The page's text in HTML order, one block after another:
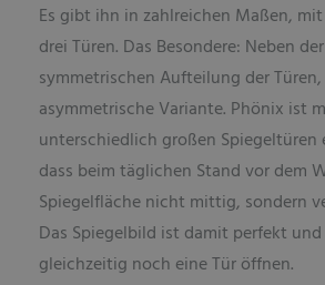
Es gibt ihn in zahlreichen Maßen,
drei Türen. Das Besondere: Neben
symmetrischen Aufteilung der
asymmetrische Variante. Phönix ist
unterschiedlich großen
dass beim täglichen Stand vor dem
Spiegelfläche nicht mittig, sondern
Das Spiegelbild ist damit perfekt
gleichzeitig noch eine Tür öffnen.